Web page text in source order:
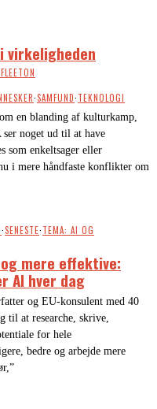
virkeligheden
·SAMFUND·TEKNOLOGI
en blanding af kulturkamp,
noget ud til at have
som enkeltsager eller
i mere håndfaste konflikter om
·SENESTE·TEMA: AI OG
mere effektive:
AI hver dag
og EU-konsulent med 40
til at researche, skrive,
for hele
bedre og arbejde mere